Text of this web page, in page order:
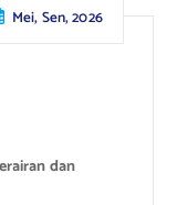
Mei, Sen, 2026
dan